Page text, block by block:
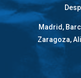
Madrid,
Zaragoza,